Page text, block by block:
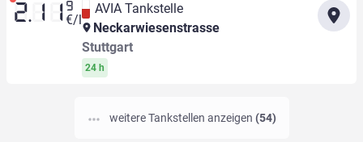
2.11 9
€/l
AVIA Tankstelle
Neckarwiesenstrasse
Stuttgart
24 h
weitere Tankstellen anzeigen (54)